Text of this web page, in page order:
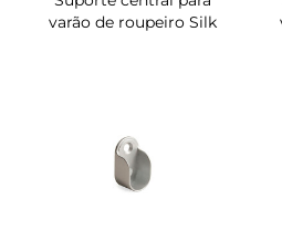
varão de roupeiro Silk